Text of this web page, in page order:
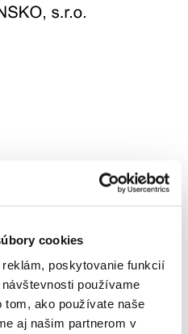
cookies
poskytovanie funkcií
používame
tom, ako používate naše
aj našim partnerom v